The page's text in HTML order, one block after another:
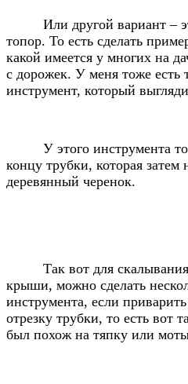
Или другой вариант –
топор. То есть сделать
какой имеется у многих на
с дорожек. У меня тоже есть
инструмент, который
У этого инструмента
концу трубки, которая затем
деревянный черенок.
Так вот для
крыши, можно сделать
инструмента, если
отрезку трубки, то есть вот
был похож на тяпку или